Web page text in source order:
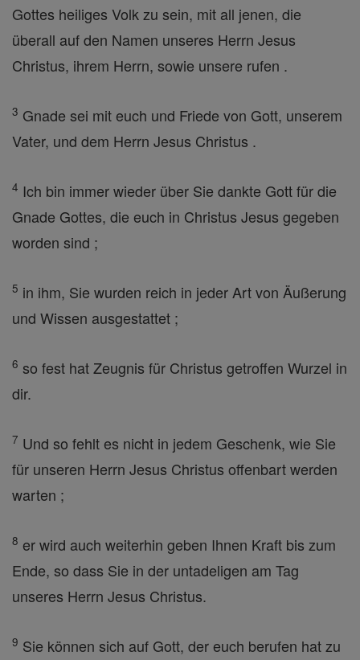
Gottes heiliges Volk zu sein, mit all jenen, die
überall auf den Namen unseres Herrn Jesus
Christus, ihrem Herrn, sowie unsere rufen .
3 Gnade sei mit euch und Friede von Gott, unserem
Vater, und dem Herrn Jesus Christus .
4 Ich bin immer wieder über Sie dankte Gott für die
Gnade Gottes, die euch in Christus Jesus gegeben
worden sind ;
5 in ihm, Sie wurden reich in jeder Art von Äußerung
und Wissen ausgestattet ;
6 so fest hat Zeugnis für Christus getroffen Wurzel in
dir.
7 Und so fehlt es nicht in jedem Geschenk, wie Sie
für unseren Herrn Jesus Christus offenbart werden
warten ;
8 er wird auch weiterhin geben Ihnen Kraft bis zum
Ende, so dass Sie in der untadeligen am Tag
unseres Herrn Jesus Christus.
9 Sie können sich auf Gott, der euch berufen hat zu